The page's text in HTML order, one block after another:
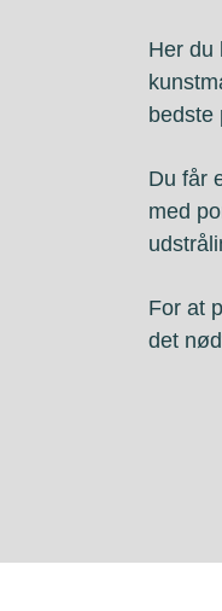
Her du
bedste
Du får
med
For at
det